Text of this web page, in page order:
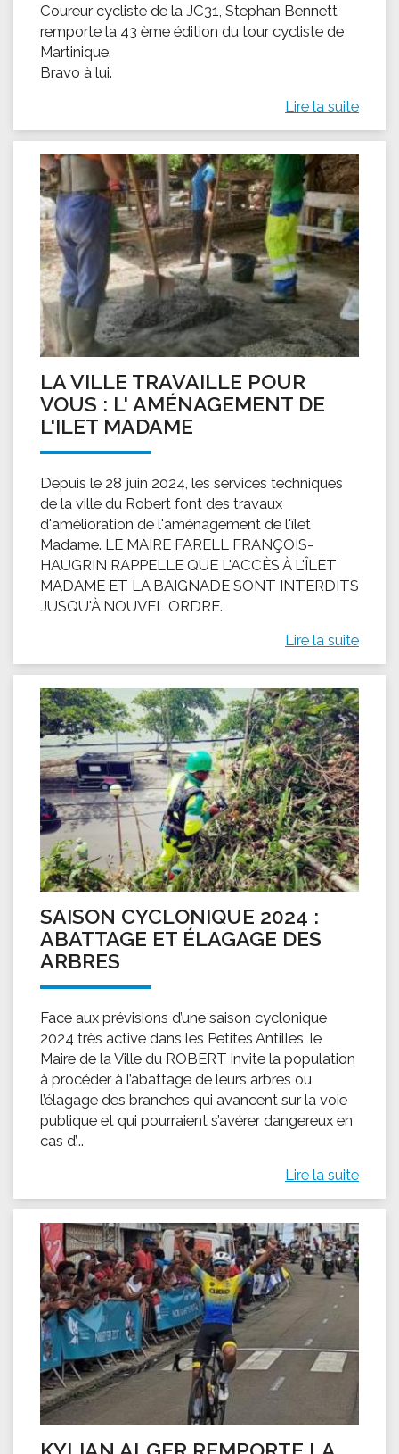
Coureur cycliste de la JC31, Stephan Bennett
remporte la 43 ème édition du tour cycliste de
Martinique.
Bravo à lui.
Lire la suite
LA VILLE TRAVAILLE POUR
VOUS : L' AMÉNAGEMENT DE
L'ILET MADAME
Depuis le 28 juin 2024, les services techniques
de la ville du Robert font des travaux
d'amélioration de l'aménagement de l'îlet
Madame. LE MAIRE FARELL FRANÇOIS-
HAUGRIN RAPPELLE QUE L'ACCÈS À L'ÎLET
MADAME ET LA BAIGNADE SONT INTERDITS
JUSQU'À NOUVEL ORDRE.
Lire la suite
SAISON CYCLONIQUE 2024 :
ABATTAGE ET ÉLAGAGE DES
ARBRES
Face aux prévisions d’une saison cyclonique
2024 très active dans les Petites Antilles, le
Maire de la Ville du ROBERT invite la population
à procéder à l’abattage de leurs arbres ou
l’élagage des branches qui avancent sur la voie
publique et qui pourraient s’avérer dangereux en
cas d’...
Lire la suite